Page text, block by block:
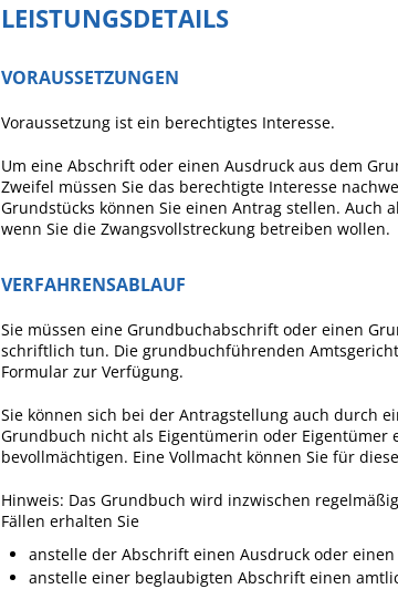
LEISTUNGSDETAILS
VORAUSSETZUNGEN
Voraussetzung ist ein berechtigtes Interesse.
Um eine Abschrift oder einen Ausdruck aus dem
Zweifel müssen Sie das berechtigte Interesse
Grundstücks können Sie einen Antrag stellen. Auch
wenn Sie die Zwangsvollstreckung betreiben wollen.
VERFAHRENSABLAUF
Sie müssen eine Grundbuchabschrift oder einen
schriftlich tun. Die grundbuchführenden
Formular zur Verfügung.
Sie können sich bei der Antragstellung auch durch
Grundbuch nicht als Eigentümerin oder
bevollmächtigen. Eine Vollmacht können Sie für
Hinweis: Das Grundbuch wird inzwischen
Fällen erhalten Sie
anstelle der Abschrift einen Ausdruck oder
anstelle einer beglaubigten Abschrift einen